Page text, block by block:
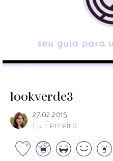
lookverde3
27.02.2015
Lu Ferreira